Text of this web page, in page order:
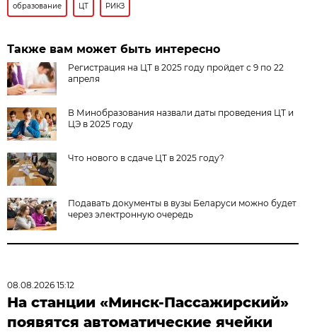
образование ЦТ РИКЗ
Также вам может быть интересно
Регистрация на ЦТ в 2025 году пройдет с 9 по 22
апреля
В Минобразования назвали даты проведения ЦТ и
ЦЭ в 2025 году
Что нового в сдаче ЦТ в 2025 году?
Подавать документы в вузы Беларуси можно будет
через электронную очередь
08.08.2026 15:12
На станции «Минск-Пассажирский»
появятся автоматические ячейки